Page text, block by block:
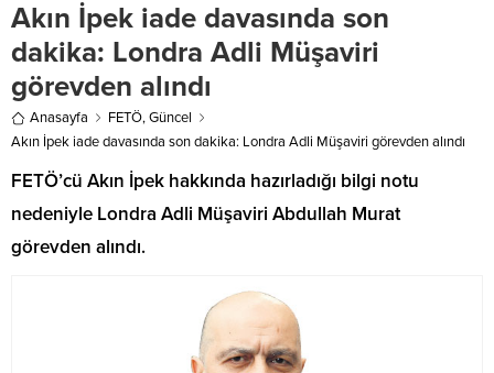
Akın İpek iade davasında son
dakika: Londra Adli Müşaviri
görevden alındı
Anasayfa FETÖ,Güncel
Akın İpek iade davasında son dakika: Londra Adli Müşaviri görevden alındı
FETÖ’cü Akın İpek hakkında hazırladığı bilgi notu
nedeniyle Londra Adli Müşaviri Abdullah Murat
görevden alındı.